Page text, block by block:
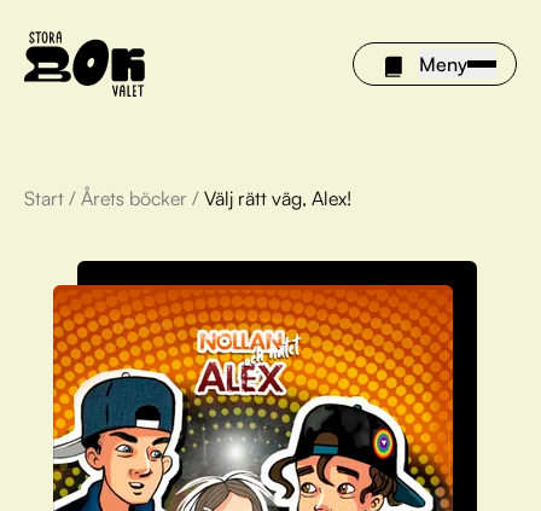
Meny
Årets böcker
Om Stora bokvalet
Olivia tipsar
Vinnare
FAQ
Start / Årets böcker / Välj rätt väg, Alex!